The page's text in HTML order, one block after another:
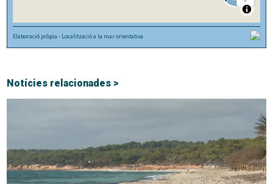
Notícies relacionades >